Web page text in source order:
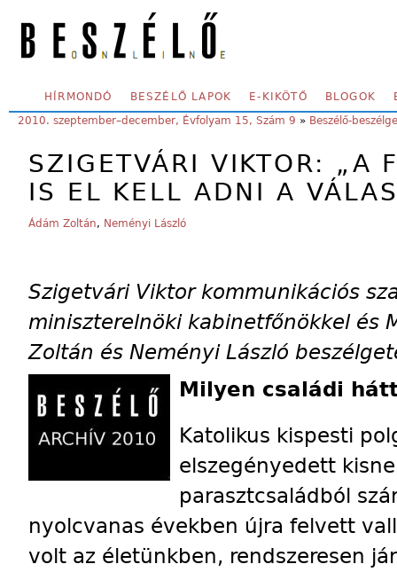
SECONDARY MENU
HÍRMONDÓ BESZÉLŐ LAPOK E-KIKÖTŐ BLOGOK
YOU ARE HERE:
2010. szeptember–december, Évfolyam 15, Szám 9 » Beszélő-
SZIGETVÁRI VIKTOR: „A
IS EL KELL ADNI A
Ádám Zoltán, Neményi László
Szigetvári Viktor kommunikációs
miniszterelnöki kabinetfőnökkel és
Zoltán és Neményi László
Milyen családi
Katolikus kispesti
elszegényedett
parasztcsaládból
nyolcvanas években újra felvett
volt az életünkben, rendszeresen